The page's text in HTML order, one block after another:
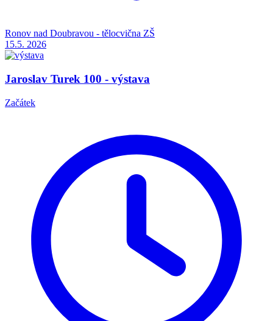
Ronov nad Doubravou - tělocvična ZŠ
15.5. 2026
Jaroslav Turek 100 - výstava
Začátek